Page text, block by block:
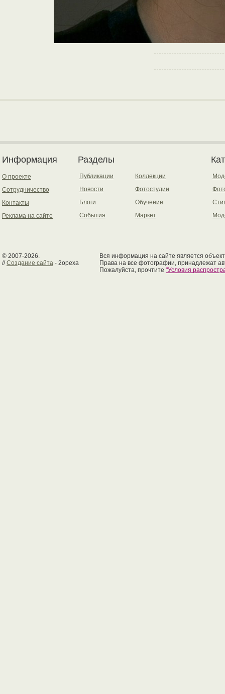
Информация
О проекте
Сотрудничество
Контакты
Реклама на сайте
Разделы
Публикации
Новости
Блоги
События
Коллекции
Фотостудии
Обучение
Маркет
© 2007-2026.
//Создание сайта - 2opexa
Вся информация на сайте является
Права на все фотографии, принадлежат
Пожалуйста, прочтите "Условия